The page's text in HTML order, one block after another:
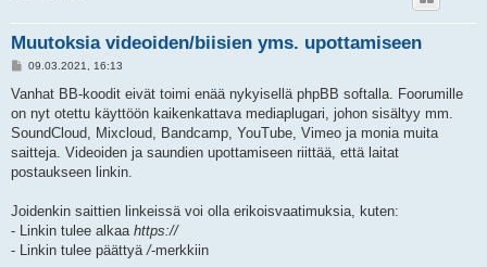
Muutoksia videoiden/biisien yms. upottamiseen
V
e
t
i
09.03.2021, 16:13
Vanhat BB-koodit eivät toimi enää nykyisellä phpBB softalla. Foorumille
on nyt otettu käyttöön kaikenkattava mediaplugari, johon sisältyy mm.
SoundCloud, Mixcloud, Bandcamp, YouTube, Vimeo ja monia muita
saitteja. Videoiden ja saundien upottamiseen riittää, että laitat
postaukseen linkin.
Joidenkin saittien linkeissä voi olla erikoisvaatimuksia, kuten:
- Linkin tulee alkaa https://
- Linkin tulee päättyä /-merkkiin